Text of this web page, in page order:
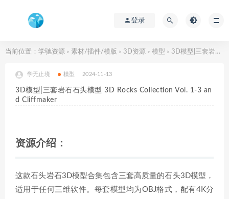
登录
当前位置： 学驰资源 > 素材/插件/模版 > 3D资源 > 模型 > 3D模型|三套岩石石头模型 3D Rocks Collection Vol. 1-3 and Cliffmaker
学无止境 模型 2024-11-13
3D模型|三套岩石石头模型 3D Rocks Collection Vol. 1-3 an
d Cliffmaker
资源介绍：
这款石头岩石3D模型合集包含三套高质量的石头3D模型，
适用于任何三维软件。每套模型均为OBJ格式，配有4K分